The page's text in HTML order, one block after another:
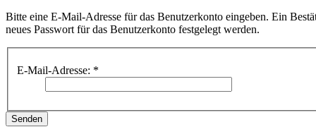
Bitte eine E-Mail-Adresse für das Benutzerkonto eingeben. Ein
neues Passwort für das Benutzerkonto festgelegt werden.
E-Mail-Adresse: *
Senden